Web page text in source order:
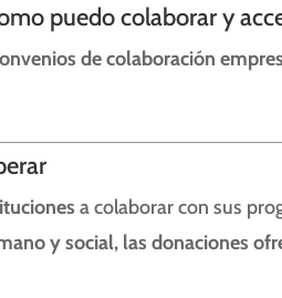
puedo colaborar y
de colaboración
a colaborar con sus
y social, las donaciones